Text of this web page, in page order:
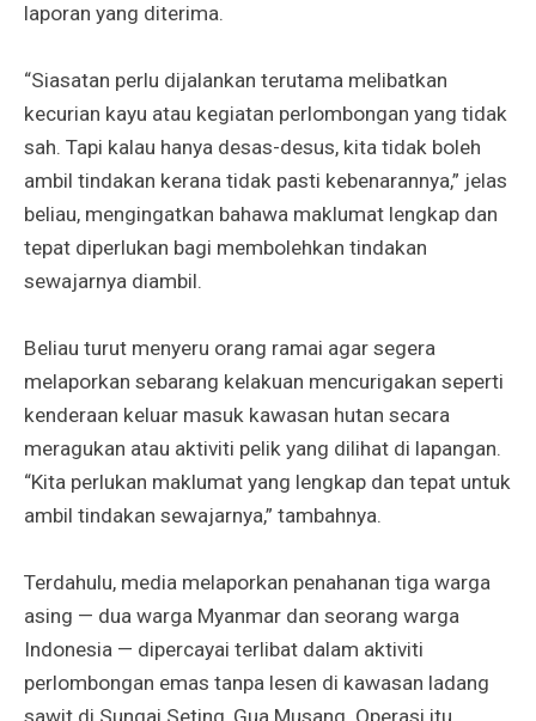
laporan yang diterima.
“Siasatan perlu dijalankan terutama melibatkan
kecurian kayu atau kegiatan perlombongan yang tidak
sah. Tapi kalau hanya desas-desus, kita tidak boleh
ambil tindakan kerana tidak pasti kebenarannya,” jelas
beliau, mengingatkan bahawa maklumat lengkap dan
tepat diperlukan bagi membolehkan tindakan
sewajarnya diambil.
Beliau turut menyeru orang ramai agar segera
melaporkan sebarang kelakuan mencurigakan seperti
kenderaan keluar masuk kawasan hutan secara
meragukan atau aktiviti pelik yang dilihat di lapangan.
“Kita perlukan maklumat yang lengkap dan tepat untuk
ambil tindakan sewajarnya,” tambahnya.
Terdahulu, media melaporkan penahanan tiga warga
asing — dua warga Myanmar dan seorang warga
Indonesia — dipercayai terlibat dalam aktiviti
perlombongan emas tanpa lesen di kawasan ladang
sawit di Sungai Seting, Gua Musang. Operasi itu